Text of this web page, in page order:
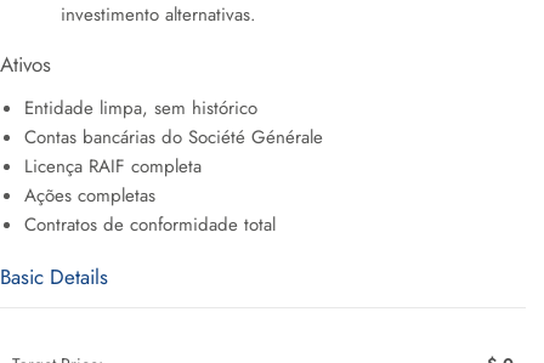
investimento alternativas.
Ativos
Entidade limpa, sem histórico
Contas bancárias do Société Générale
Licença RAIF completa
Ações completas
Contratos de conformidade total
Basic Details